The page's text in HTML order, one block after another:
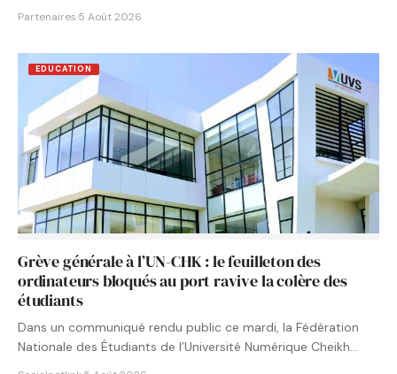
Partenaires·5 Août 2026
EDUCATION
Grève générale à l’UN-CHK : le feuilleton des
ordinateurs bloqués au port ravive la colère des
étudiants
Dans un communiqué rendu public ce mardi, la Fédération
Nationale des Étudiants de l’Université Numérique Cheikh